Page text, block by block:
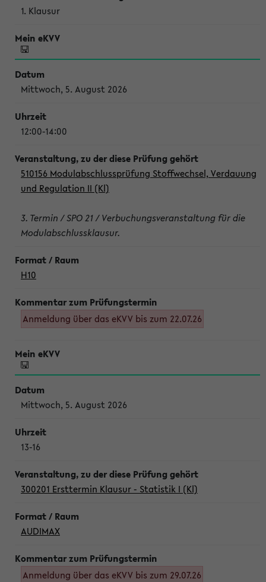
1. Klausur
Mittwoch, 5. August 2026
12:00-14:00
510156 Modulabschlussprüfung Stoffwechsel, Verdauung
und Regulation II (Kl)
3. Termin / SPO 21 / Verbuchungsveranstaltung für die
Modulabschlussklausur.
H10
Anmeldung über das eKVV bis zum 22.07.26
Mittwoch, 5. August 2026
13-16
300201 Ersttermin Klausur - Statistik I (Kl)
AUDIMAX
Anmeldung über das eKVV bis zum 29.07.26